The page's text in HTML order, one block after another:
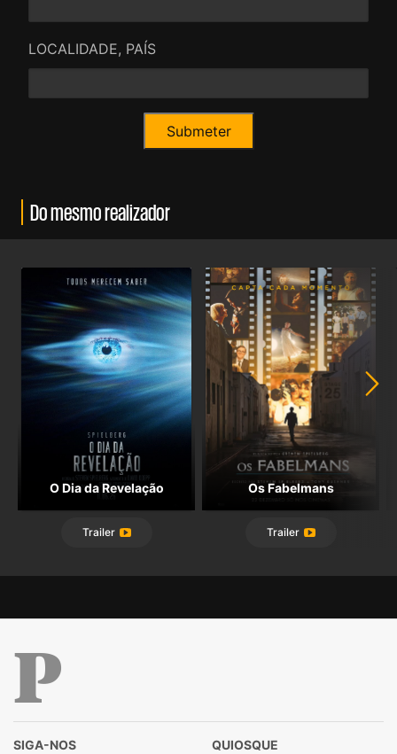
LOCALIDADE, PAÍS
Do mesmo realizador
O Dia da Revelação
Trailer
Os Fabelmans
Trailer
SIGA-NOS
QUIOSQUE